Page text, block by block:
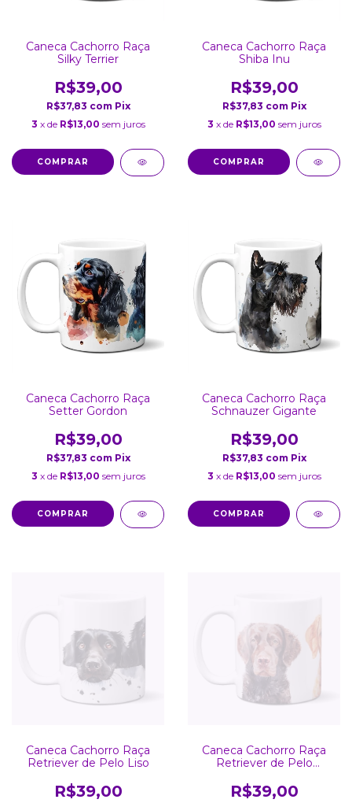
Caneca Cachorro Raça
Silky Terrier
R$39,00
R$37,83 com Pix
3 x de R$13,00 sem juros
Caneca Cachorro Raça
Shiba Inu
R$39,00
R$37,83 com Pix
3 x de R$13,00 sem juros
Caneca Cachorro Raça
Setter Gordon
R$39,00
R$37,83 com Pix
3 x de R$13,00 sem juros
Caneca Cachorro Raça
Schnauzer Gigante
R$39,00
R$37,83 com Pix
3 x de R$13,00 sem juros
Caneca Cachorro Raça
Retriever de Pelo Liso
R$39,00
Caneca Cachorro Raça
Retriever de Pelo
R$39,00